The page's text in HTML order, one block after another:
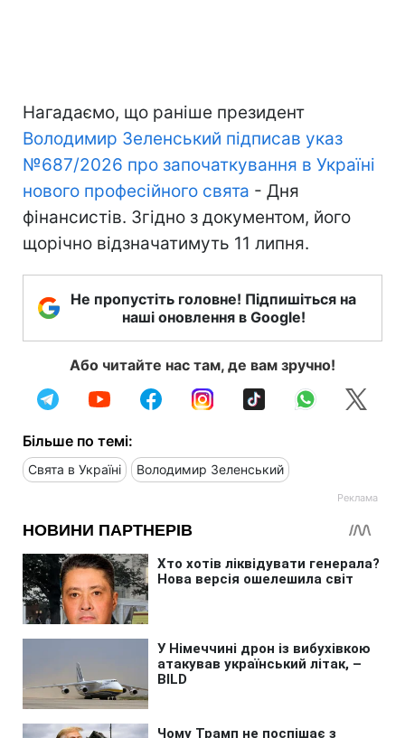
Нагадаємо, що раніше президент
Володимир Зеленський підписав указ
№687/2026 про започаткування в Україні
нового професійного свята - Дня
фінансистів. Згідно з документом, його
щорічно відзначатимуть 11 липня.
Не пропустіть головне! Підпишіться на
наші оновлення в Google!
Або читайте нас там, де вам зручно!
Більше по темі:
Свята в Україні Володимир Зеленський